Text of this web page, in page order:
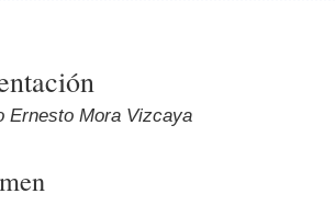
Ernesto Mora Vizcaya